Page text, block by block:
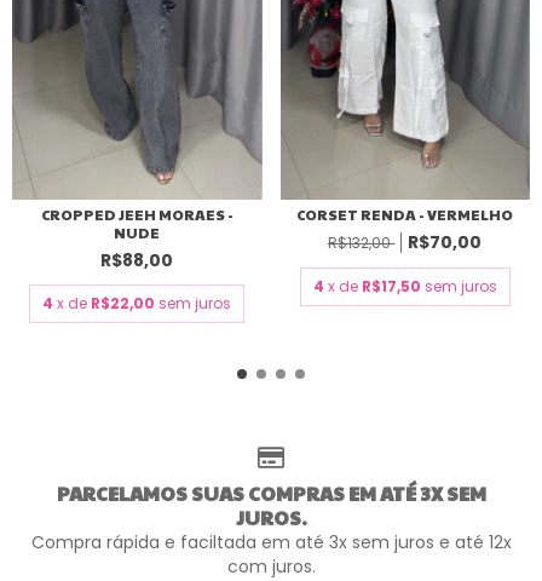
CROPPED JEEH MORAES -
NUDE
R$88,00
4 x de R$22,00 sem juros
CORSET RENDA - VERMELHO
R$132,00 R$70,00
4 x de R$17,50 sem juros
PARCELAMOS SUAS COMPRAS EM ATÉ 3X SEM
JUROS.
Compra rápida e faciltada em até 3x sem juros e até 12x
com juros.